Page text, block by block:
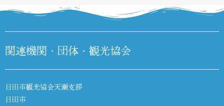
関連機関・団体・観光協会
日田市観光協会天瀬支部
日田市